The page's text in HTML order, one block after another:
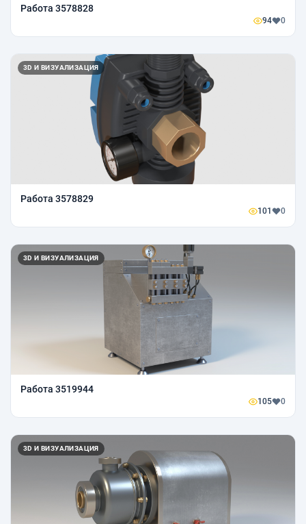
Работа 3578828
94 0
3D И ВИЗУАЛИЗАЦИЯ
Работа 3578829
101 0
3D И ВИЗУАЛИЗАЦИЯ
Работа 3519944
105 0
3D И ВИЗУАЛИЗАЦИЯ